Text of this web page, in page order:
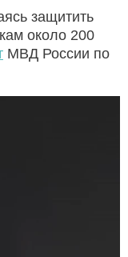
защитить
около 200
МВД России по